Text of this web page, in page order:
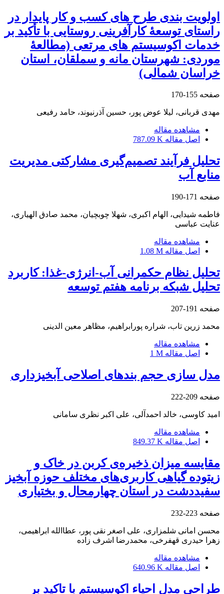
اولویت بندی طرح های کسب و کار پایدار در
راستای توسعۀ کارآفرینی روستایی با تأکید بر
خدمات اکوسیستم های مرتعی (مطالعۀ
موردی: شهرستان مانه و سملقان، استان
خراسان شمالی)
صفحه 155-170
مهدی قربانی، لیلا عوض پور، حسین آذرنیوند، حامد رفیعی
مشاهده مقاله
اصل مقاله 787.09 K
تحلیل فرآیند تصمیم‌گیری مشارکتی مدیریت
منابع آب
صفحه 171-190
فاطمه شیدایی، الهام اکبری، شهلا چوبچیان، محمد صادق الهیاری،
عنایت عباسی
مشاهده مقاله
اصل مقاله 1.08 M
تحلیل نظام حکمرانی آب-انرژی-غذا: کاربرد
تحلیل شبکه برنامه هفتم توسعه
صفحه 191-207
محمد زرین تاب، شراره پورابراهیم، مظاهر معین الدینی
مشاهده مقاله
اصل مقاله 1 M
مدل سازی حجم بندهای اصلاحی آبخیزداری
صفحه 209-222
امید کاوسی، خالد احمدآلی، علی اکبر نظری سامانی
مشاهده مقاله
اصل مقاله 849.37 K
مقایسه میزان ذخیره‌ی کربن در خاک و
زیتوده گیاهی کاربری‌های مختلف حوزه آبخیز
سفیددشت در استان چهارمحال و بختیاری
صفحه 223-232
محسن امانی شلمزاری، علی اصغر نقی پور، عطاالله ابراهیمی،
زهرا حیدری قهفرخی، محمدرضا اشرف زاده
مشاهده مقاله
اصل مقاله 640.96 K
طراحی مدل احیاء اکوسیستم با تاکید بر